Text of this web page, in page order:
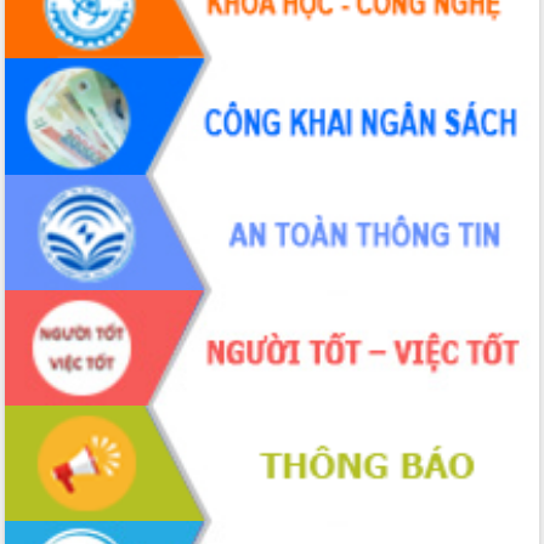
Hội thảo khoa học “Giải pháp thúc đẩy
phát triển nền kinh tế xanh tại tỉnh
Đắk Lắk”
Tăng cường giám sát, đôn đốc thực
hiện nhiệm vụ quản lý tài sản công
hàng tuần
Tháo gỡ những vướng mắc, đẩy mạnh
công tác cải cách thủ tục hành chính
tại Trung tâm Phục vụ hành chính
công tỉnh
Đắk Lắk: Tôn vinh 46 giải pháp tại Hội
thi Sáng tạo Kỹ thuật 2024 - 2025
Đắk Lắk rà soát, điều chỉnh Đề án 190
về phát triển nuôi trồng thủy sản
Phó Chủ tịch UBND tỉnh Đắk Lắk
Trương Công Thái kiểm tra thực địa
Dự án cao tốc Khánh Hòa - Buôn Ma
Thuột
Định vị cà phê Việt Nam như một “di
sản sống” trong dòng chảy toàn cầu